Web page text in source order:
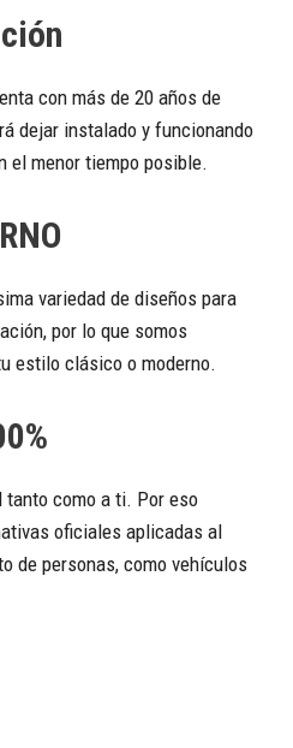
con más de 20 años de
dejar instalado y funcionando
el menor tiempo posible.
variedad de diseños para
por lo que somos
estilo clásico o moderno.
tanto como a ti. Por eso
oficiales aplicadas al
de personas, como vehículos